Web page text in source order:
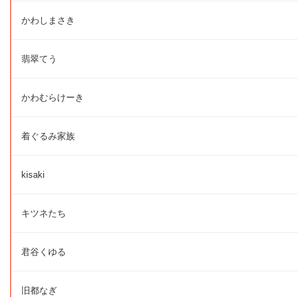
かわしまさき
翡翠てう
かわむらけーき
着ぐるみ家族
kisaki
キツネたち
君谷くゆる
旧都なぎ